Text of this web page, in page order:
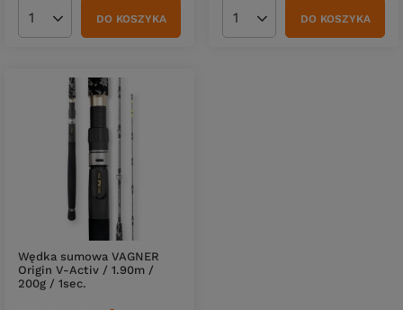
Ilość produktówDO KOSZYKA Ilość produktówDO KOSZYKA
Wędka sumowa VAGNER
Origin V-Activ / 1.90m /
200g / 1sec.